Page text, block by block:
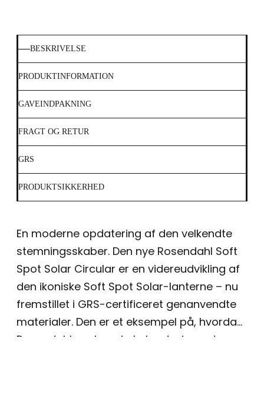
BESKRIVELSE
PRODUKTINFORMATION
GAVEINDPAKNING
FRAGT OG RETUR
GRS
PRODUKTSIKKERHED
En moderne opdatering af den velkendte
stemningsskaber. Den nye Rosendahl Soft
Spot Solar Circular er en videreudvikling af
den ikoniske Soft Spot Solar-lanterne – nu
fremstillet i GRS-certificeret genanvendte
materialer. Den er et eksempel på, hvordan
Rosendahl ønsker at skabe designs, der